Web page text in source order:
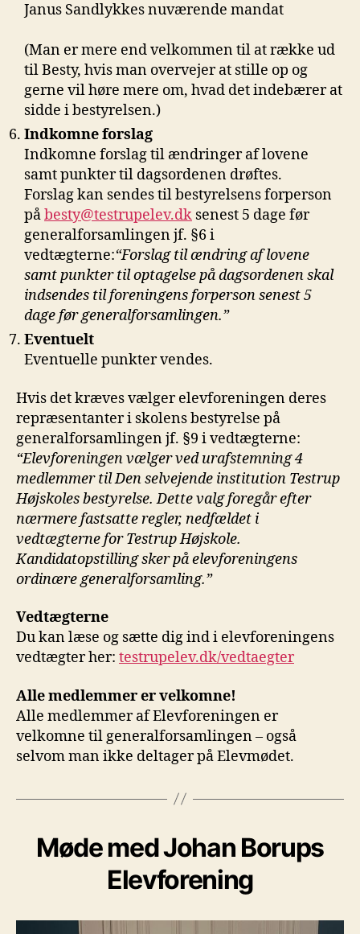
Janus Sandlykkes nuværende mandat
(Man er mere end velkommen til at række ud
til Besty, hvis man overvejer at stille op og
gerne vil høre mere om, hvad det indebærer at
sidde i bestyrelsen.)
Indkomne forslag
Indkomne forslag til ændringer af lovene
samt punkter til dagsordenen drøftes.
Forslag kan sendes til bestyrelsens forperson
påbesty@testrupelev.dk senest 5 dage før
generalforsamlingen jf. §6 i
vedtægterne:“Forslag til ændring af lovene
samt punkter til optagelse på dagsordenen skal
indsendes til foreningens forperson senest 5
dage før generalforsamlingen.”
Eventuelt
Eventuelle punkter vendes.
Hvis det kræves vælger elevforeningen deres
repræsentanter i skolens bestyrelse på
generalforsamlingen jf. §9 i vedtægterne:
“Elevforeningen vælger ved urafstemning 4
medlemmer til Den selvejende institution Testrup
Højskoles bestyrelse. Dette valg foregår efter
nærmere fastsatte regler, nedfældet i
vedtægterne for Testrup Højskole.
Kandidatopstilling sker på elevforeningens
ordinære generalforsamling.”
Vedtægterne
Du kan læse og sætte dig ind i elevforeningens
vedtægter her: testrupelev.dk/vedtaegter
Alle medlemmer er velkomne!
Alle medlemmer af Elevforeningen er
velkomne til generalforsamlingen – også
selvom man ikke deltager på Elevmødet.
Møde med Johan Borups
Elevforening